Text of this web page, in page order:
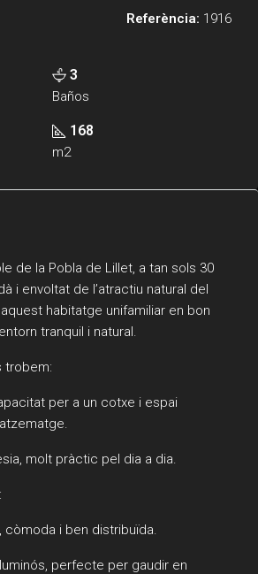
Referència: 1916
3
Baños
168
m2
de la Pobla de Lillet, a tan sols 30
i envoltat de l’atractiu natural del
habitatge unifamiliar en bon
tranquil i natural.
trobem:
per a un cotxe i espai
molt pràctic pel dia a dia.
còmoda i ben distribuïda.
perfecte per gaudir en